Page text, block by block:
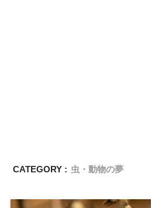
CATEGORY : 虫・動物の夢